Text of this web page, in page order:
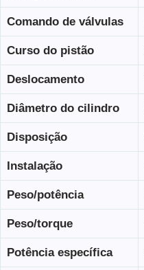
Comando de válvulas
Curso do pistão
Deslocamento
Diâmetro do cilindro
Disposição
Instalação
Peso/potência
Peso/torque
Potência específica